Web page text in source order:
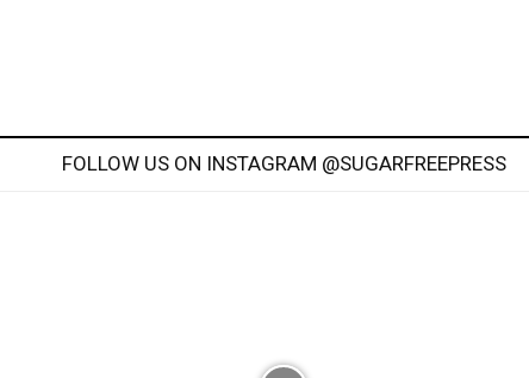
FOLLOW US ON INSTAGRAM @SUGARFREEPRESS